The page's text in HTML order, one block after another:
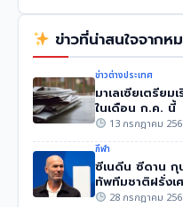
ข่าวที่น่าสนใจจาก
ข่าวต่างประเทศ
มาเลเซียเตรีย
ในเดือน ก.ค. นี้
13 กรกฎาคม
กีฬา
ซีเนดีน ซีดาน กุ
ทัพทีมชาติฝรั่งเ
28 กรกฎาคม